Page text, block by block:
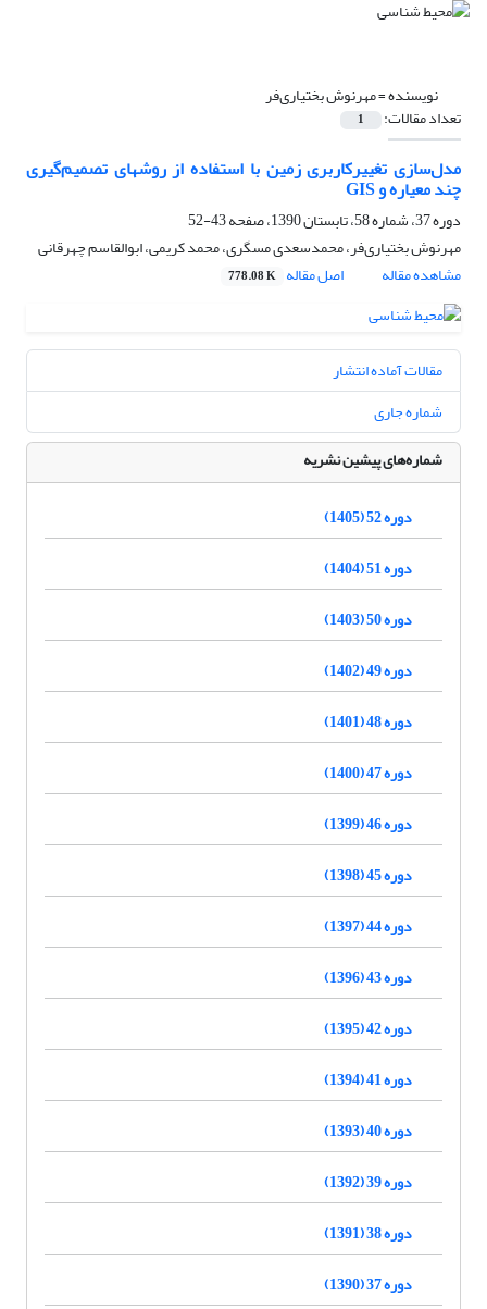
نویسنده =مهرنوش بختیاری‌فر
تعداد مقالات: 1
مدل‌سازی تغییرکاربری زمین با استفاده از روشهای تصمیم‌گیری
چند معیاره و GIS
دوره 37، شماره 58، تابستان 1390، صفحه
43-52
مهرنوش بختیاری‌فر، محمد‌سعدی مسگری، محمد کریمی، ابوالقاسم چهرقانی
مشاهده مقاله
اصل مقاله 778.08 K
مقالات آماده انتشار
شماره جاری
شماره‌های پیشین نشریه
دوره 52 (1405)
دوره 51 (1404)
دوره 50 (1403)
دوره 49 (1402)
دوره 48 (1401)
دوره 47 (1400)
دوره 46 (1399)
دوره 45 (1398)
دوره 44 (1397)
دوره 43 (1396)
دوره 42 (1395)
دوره 41 (1394)
دوره 40 (1393)
دوره 39 (1392)
دوره 38 (1391)
دوره 37 (1390)